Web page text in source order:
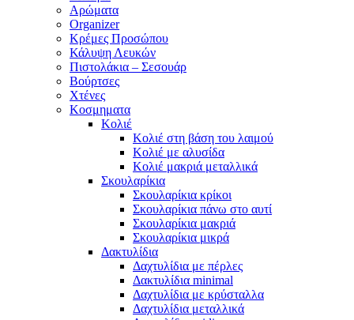
Αρώματα
Organizer
Κρέμες Προσώπου
Κάλυψη Λευκών
Πιστολάκια – Σεσουάρ
Βούρτσες
Χτένες
Κοσμηματα
Κολιέ
Κολιέ στη βάση του λαιμού
Κολιέ με αλυσίδα
Κολιέ μακριά μεταλλικά
Σκουλαρίκια
Σκουλαρίκια κρίκοι
Σκουλαρίκια πάνω στο αυτί
Σκουλαρίκια μακριά
Σκουλαρίκια μικρά
Δακτυλίδια
Δαχτυλίδια με πέρλες
Δακτυλίδια minimal
Δαχτυλίδια με κρύσταλλα
Δαχτυλίδια μεταλλικά